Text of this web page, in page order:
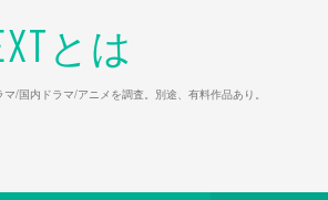
とは
/国内ドラマ/アニメを調査。別途、有料作品あり。